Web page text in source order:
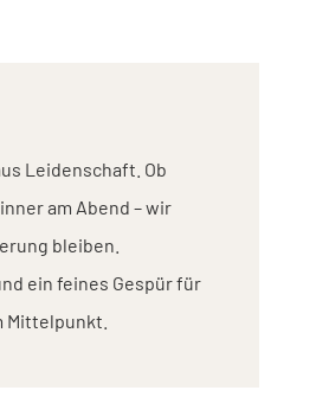
Leidenschaft. Ob
am Abend – wir
bleiben.
ein feines Gespür für
Mittelpunkt.